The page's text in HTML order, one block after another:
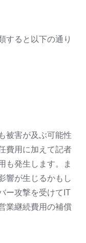
すると以下の通り
被害が及ぶ可能性
費用に加えて記者
も発生します。ま
響が生じるかもし
ー攻撃を受けてIT
業継続費用の補償